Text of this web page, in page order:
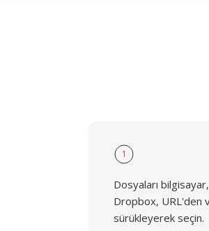
1
Dosyaları
Dropbox, URL'den
sürükleyerek seçin.